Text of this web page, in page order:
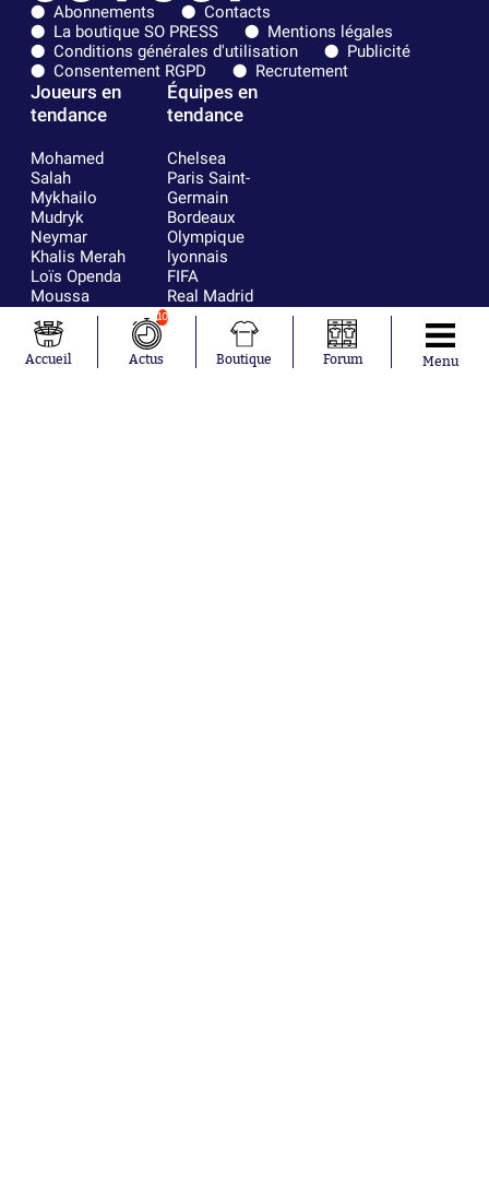
Abonnements
Contacts
La boutique SO PRESS
Mentions légales
Conditions générales d'utilisation
Publicité
Consentement RGPD
Recrutement
Joueurs en
tendance
Mohamed
Salah
Mykhailo
Mudryk
Neymar
Khalis Merah
Loïs Openda
Moussa
Niakhaté
Nicolás
Tagliafico
Pavel Šulc
Équipes en
tendance
Chelsea
Paris Saint-
Germain
Bordeaux
Olympique
lyonnais
FIFA
Real Madrid
RC Strasbourg
AC Milan
RC Lens
Accueil
10
Actus Boutique Forum Menu